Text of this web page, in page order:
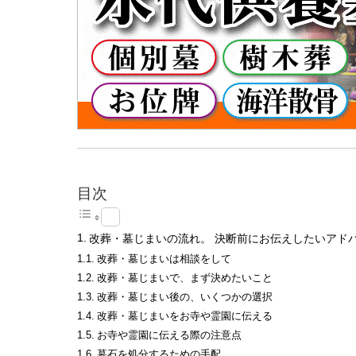
目次
改葬・墓じまいの流れ。 決断前にお伝えしたいアド
改葬・墓じまいは相談をして
改葬・墓じまいで、まず決めたいこと
改葬・墓じまい後の、いくつかの選択
改葬・墓じまいをお寺や霊園に伝える
お寺や霊園に伝える際の注意点